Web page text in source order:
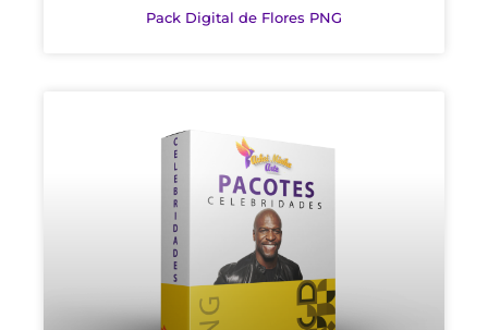
Pack Digital de Flores PNG